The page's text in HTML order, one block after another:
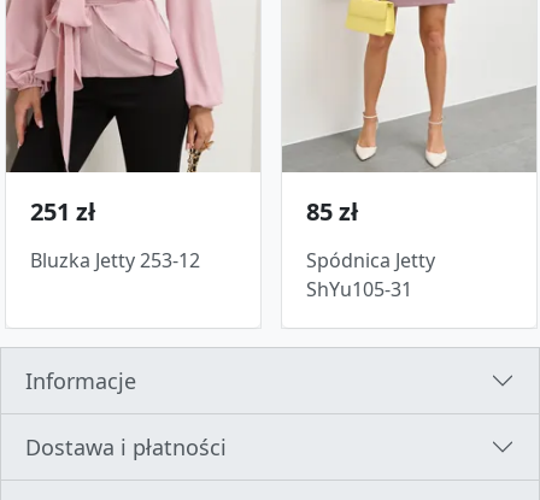
251 zł
Bluzka Jetty 253-12
85 zł
Spódnica Jetty
ShYu105-31
Informacje
Dostawa i płatności